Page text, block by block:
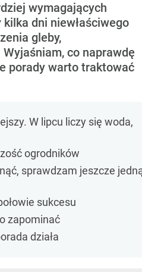
wymagających
dni niewłaściwego
gleby,
co naprawdę
porady warto traktować
W lipcu liczy się woda,
ogrodników
sprawdzam jeszcze
sukcesu
zapominać
działa